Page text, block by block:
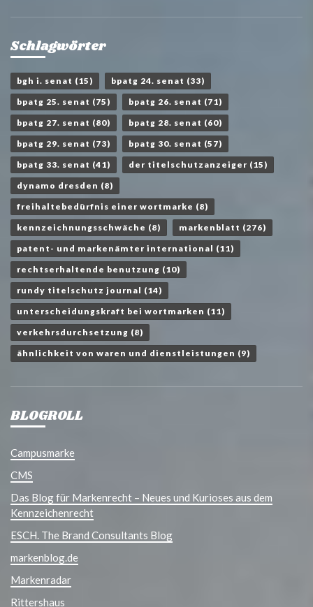
Schlagwörter
bgh i. senat (15) bpatg 24. senat (33)
bpatg 25. senat (75) bpatg 26. senat (71)
bpatg 27. senat (80) bpatg 28. senat (60)
bpatg 29. senat (73) bpatg 30. senat (57)
bpatg 33. senat (41) der titelschutzanzeiger (15)
dynamo dresden (8)
freihaltebedürfnis einer wortmarke (8)
kennzeichnungsschwäche (8) markenblatt (276)
patent- und markenämter international (11)
rechtserhaltende benutzung (10)
rundy titelschutz journal (14)
unterscheidungskraft bei wortmarken (11)
verkehrsdurchsetzung (8)
ähnlichkeit von waren und dienstleistungen (9)
BLOGROLL
Campusmarke
CMS
Das Blog für Markenrecht – Neues und Kurioses aus dem
Kennzeichenrecht
ESCH. The Brand Consultants Blog
markenblog.de
Markenradar
Rittershaus